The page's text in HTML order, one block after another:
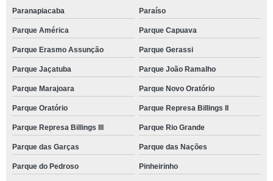
Paranapiacaba Paraíso
Parque América Parque Capuava
Parque Erasmo Assunção Parque Gerassi
Parque Jaçatuba Parque João Ramalho
Parque Marajoara Parque Novo Oratório
Parque Oratório Parque Represa Billings II
Parque Represa Billings III Parque Rio Grande
Parque das Garças Parque das Nações
Parque do Pedroso Pinheirinho